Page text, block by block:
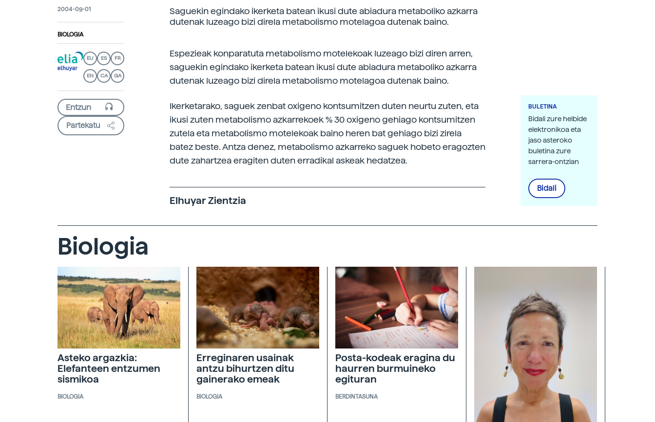
2004-09-01
BIOLOGIA
EU ES FR
EN CA GA
Partekatu
Saguekin egindako ikerketa batean ikusi dute abiadura metaboliko azkarra
dutenak luzeago bizi direla metabolismo motelagoa dutenak baino.
Espezieak konparatuta metabolismo motelekoak luzeago bizi diren arren,
saguekin egindako ikerketa batean ikusi dute abiadura metaboliko azkarra
dutenak luzeago bizi direla metabolismo motelagoa dutenak baino.
Ikerketarako, saguek zenbat oxigeno kontsumitzen duten neurtu zuten, eta
ikusi zuten metabolismo azkarrekoek % 30 oxigeno gehiago kontsumitzen
zutela eta metabolismo motelekoak baino heren bat gehiago bizi zirela
batez beste. Antza denez, metabolismo azkarreko saguek hobeto eragozten
dute zahartzea eragiten duten erradikal askeak hedatzea.
Elhuyar Zientzia
BULETINA
Bidali zure helbide
elektronikoa eta
jaso asteroko
buletina zure
sarrera-ontzian
Bidali
Biologia
Asteko argazkia:
Elefanteen entzumen
sismikoa
BIOLOGIA
Erreginaren usainak
antzu bihurtzen ditu
gainerako emeak
BIOLOGIA
Posta-kodeak eragina du
haurren burmuineko
egituran
BERDINTASUNA